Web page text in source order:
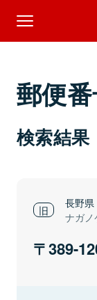
郵便
検索結果
長野県
ナガノ
389-